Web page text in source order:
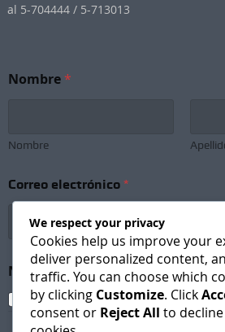
al 5-704444 / 5-713013
o
e
b
s
p
i
Nombre*
Nombre
Correo electrónico *
Newsletter Subscription*
I agree to receive newsletters
We respect your privacy
Cookies help us improve your
deliver personalized content,
traffic. You can choose which
by clicking Customize. Click
consent or Reject All to